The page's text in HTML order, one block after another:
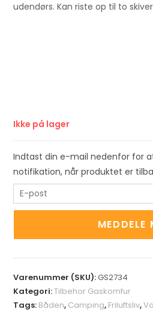
udendørs. Kan riste op til to
Ikke på lager
Indtast din e-mail nedenfor for
notifikation, når produktet er
n
o
u
r
MEDDELE
Varenummer (SKU):GS2734
Kategori:Tilbehor Gaskomfur
Tags: Båden, Camping, Friluftsliv,